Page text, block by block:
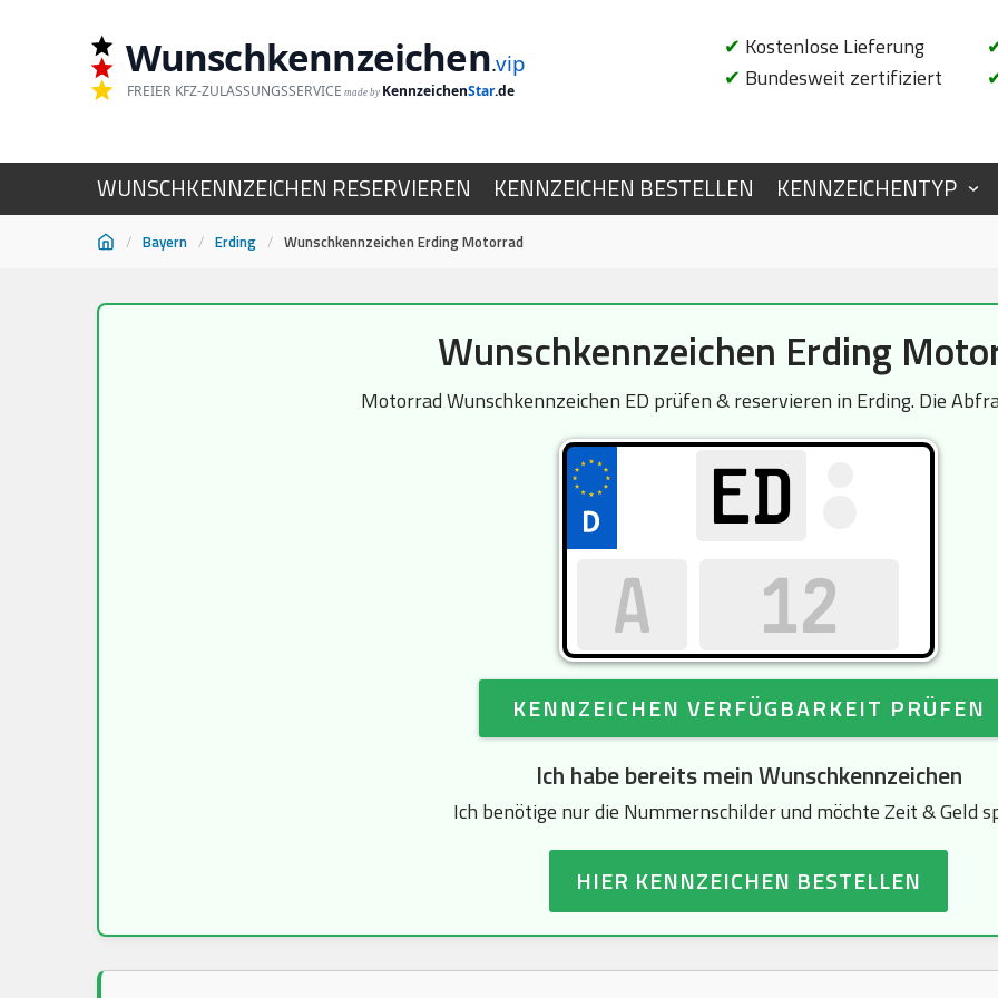
Wunschkennzeichen.vip
FREIER KFZ-ZULASSUNGSSERVICE made by KennzeichenStar.de
✔ Kostenlose Lieferung
✔ Bundesweit zertifiziert
WUNSCHKENNZEICHEN RESERVIEREN KENNZEICHEN BESTELLEN KENNZEICHENTYP
/ Bayern / Erding / Wunschkennzeichen Erding Motorrad
Wunschkennzeichen Erding
Motorrad Wunschkennzeichen ED prüfen & reservieren in Erding. Die
KENNZEICHEN VERFÜGBARKEIT PRÜFEN
Ich habe bereits mein Wunschkennzeichen
Ich benötige nur die Nummernschilder und möchte Zeit & Geld
HIER KENNZEICHEN BESTELLEN